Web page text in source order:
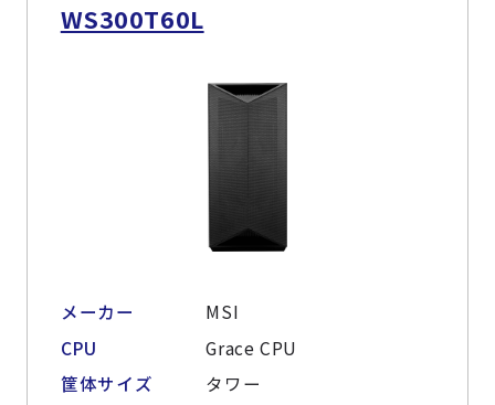
WS300T60L
メーカー
MSI
CPU
Grace CPU
筐体サイズ
タワー